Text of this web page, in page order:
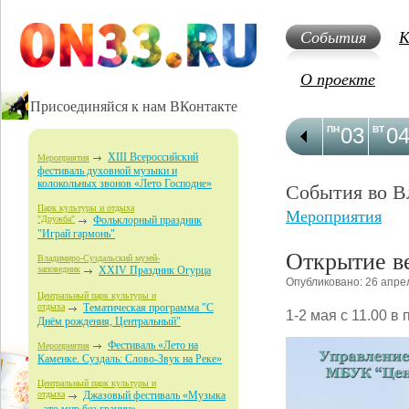
Присоединяйся к нам ВКонтакте
Мероприятия
XIII Всероссийский
фестиваль духовной музыки и
колокольных звонов «Лето Господне»
Парк культуры и отдыха
"Дружба"
Фольклорный праздник
"Играй гармонь"
Владимиро-Суздальский музей-
заповедник XXIV Праздник Огурца
Центральный парк культуры и
отдыха
Тематическая программа "С
Днём рождения, Центральный"
Мероприятия
Фестиваль «Лето на
Каменке. Суздаль: Слово-Звук на Реке»
Центральный парк культуры и
отдыха
Джазовый фестиваль «Музыка
События
О проекте
03
ПН 04
ВТ
События во
Мероприятия
Открытие
Опубликовано: 26
1-2 мая с 11.00 в